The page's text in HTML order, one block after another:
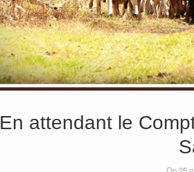
En attendant le
On 25